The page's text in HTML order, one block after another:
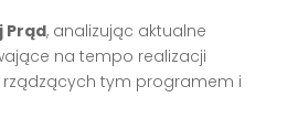
Prąd, analizując aktualne
na tempo realizacji
rządzących tym programem i